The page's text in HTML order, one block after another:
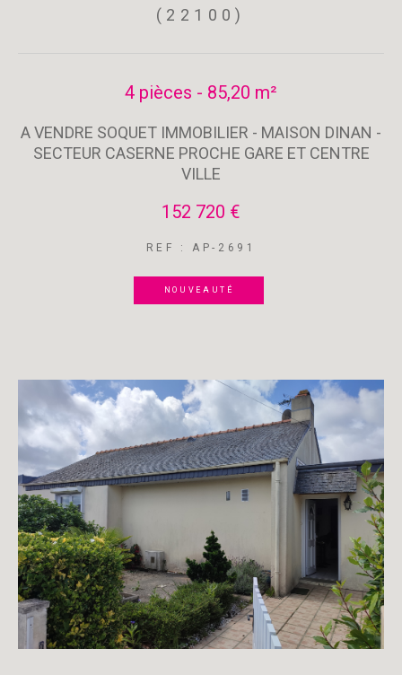
(22100)
4 pièces - 85,20 m²
A VENDRE SOQUET IMMOBILIER - MAISON DINAN -
SECTEUR CASERNE PROCHE GARE ET CENTRE
VILLE
152 720 €
REF : AP-2691
NOUVEAUTÉ